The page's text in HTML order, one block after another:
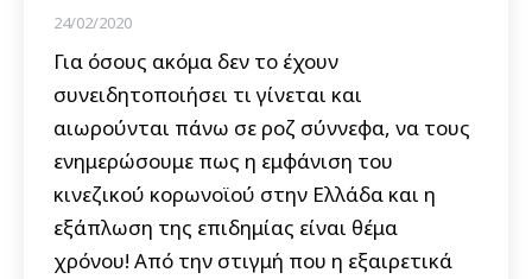
24/02/2020
Για όσους ακόμα δεν το έχουν
συνειδητοποιήσει τι γίνεται και
αιωρούνται πάνω σε ροζ σύννεφα, να τους
ενημερώσουμε πως η εμφάνιση του
κινεζικού κορωνοϊού στην Ελλάδα και η
εξάπλωση της επιδημίας είναι θέμα
χρόνου! Από την στιγμή που η εξαιρετικά